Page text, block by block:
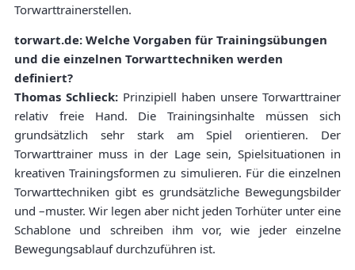
Torwarttrainerstellen.
torwart.de: Welche Vorgaben für Trainingsübungen
und die einzelnen Torwarttechniken werden
definiert?
Thomas Schlieck: Prinzipiell haben unsere Torwarttrainer
relativ freie Hand. Die Trainingsinhalte müssen sich
grundsätzlich sehr stark am Spiel orientieren. Der
Torwarttrainer muss in der Lage sein, Spielsituationen in
kreativen Trainingsformen zu simulieren. Für die einzelnen
Torwarttechniken gibt es grundsätzliche Bewegungsbilder
und –muster. Wir legen aber nicht jeden Torhüter unter eine
Schablone und schreiben ihm vor, wie jeder einzelne
Bewegungsablauf durchzuführen ist.